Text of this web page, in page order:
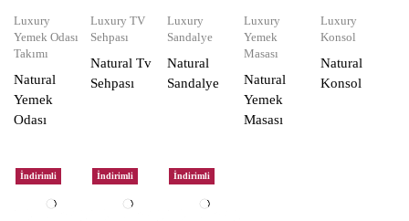
Luxury
Yemek Odası
Takımı
Natural
Yemek
Odası
Luxury TV
Sehpası
Natural Tv
Sehpası
Luxury
Sandalye
Natural
Sandalye
Luxury
Yemek
Masası
Natural
Yemek
Masası
Luxury
Konsol
Natural
Konsol
İndirimli İndirimli İndirimli